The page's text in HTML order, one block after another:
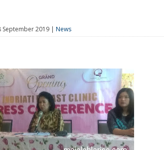
September 2019 | News